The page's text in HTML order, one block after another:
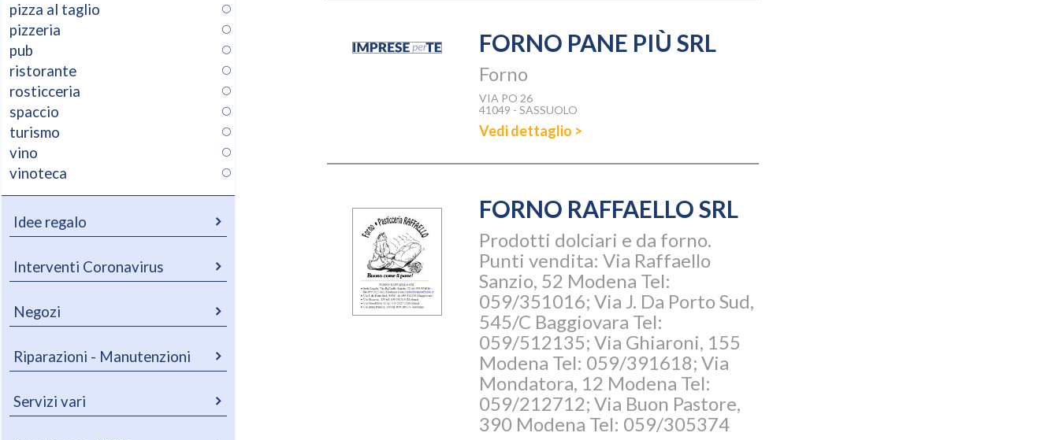
pizza al taglio
pizzeria
pub
ristorante
rosticceria
spaccio
turismo
vino
vinoteca
Idee regalo
Interventi Coronavirus
Negozi
Riparazioni - Manutenzioni
Servizi vari
FORNO PANE PIÙ SRL
Forno
VIA PO 26
41049 - SASSUOLO
Vedi dettaglio >
FORNO RAFFAELLO SRL
Prodotti dolciari e da forno.
Punti vendita: Via Raffaello
Sanzio, 52 Modena Tel:
059/351016; Via J. Da Porto Sud,
545/C Baggiovara Tel:
059/512135; Via Ghiaroni, 155
Modena Tel: 059/391618; Via
Mondatora, 12 Modena Tel:
059/212712; Via Buon Pastore,
390 Modena Tel: 059/305374